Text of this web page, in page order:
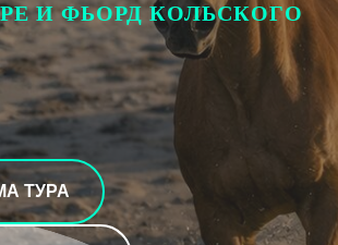
И ФЬОРД КОЛЬСКОГО
ТУРА